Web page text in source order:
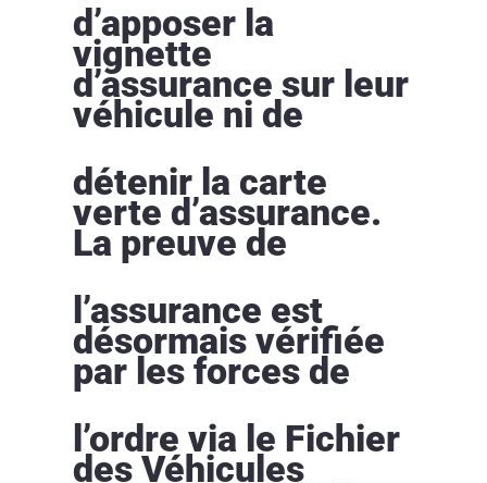
d’apposer la
vignette
d’assurance sur leur
véhicule ni de
détenir la carte
verte d’assurance.
La preuve de
l’assurance est
désormais vérifiée
par les forces de
l’ordre via le Fichier
des Véhicules